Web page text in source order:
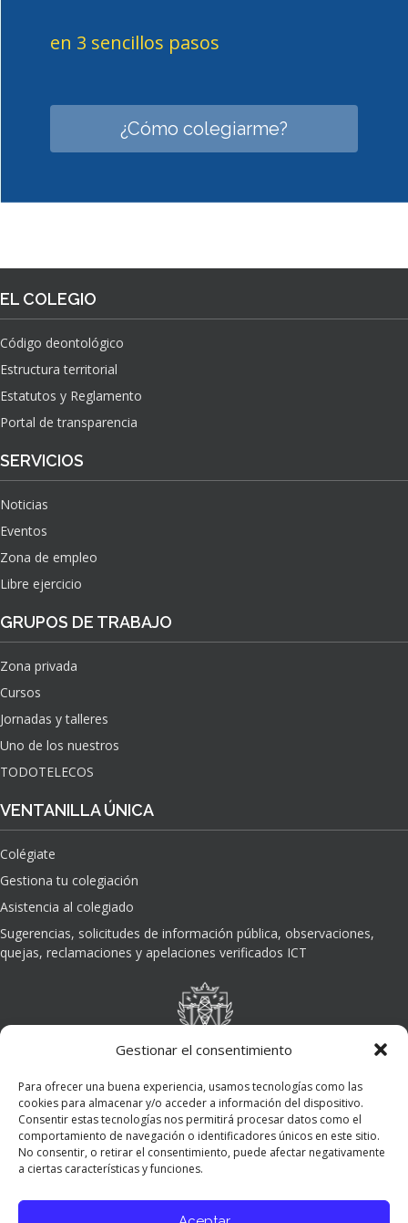
Gestionar el consentimiento
Para ofrecer una buena experiencia, usamos tecnologías como las
cookies para almacenar y/o acceder a información del dispositivo.
Consentir estas tecnologías nos permitirá procesar datos como el
comportamiento de navegación o identificadores únicos en este sitio.
No consentir, o retirar el consentimiento, puede afectar negativamente
a ciertas características y funciones.
en 3 sencillos pasos
¿Cómo colegiarme?
EL COLEGIO
Código deontológico
Estructura territorial
Estatutos y Reglamento
Portal de transparencia
SERVICIOS
Noticias
Eventos
Zona de empleo
Libre ejercicio
GRUPOS DE TRABAJO
Zona privada
Cursos
Jornadas y talleres
Uno de los nuestros
TODOTELECOS
VENTANILLA ÚNICA
Colégiate
Gestiona tu colegiación
Asistencia al colegiado
Sugerencias, solicitudes de información pública, observaciones,
quejas, reclamaciones y apelaciones verificados ICT